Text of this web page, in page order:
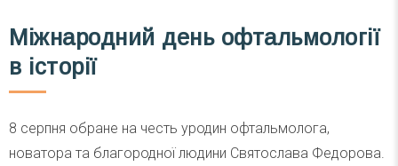
Міжнародний день офтальмології
в історії
8 серпня обране на честь уродин офтальмолога,
новатора та благородної людини Святослава Федорова.